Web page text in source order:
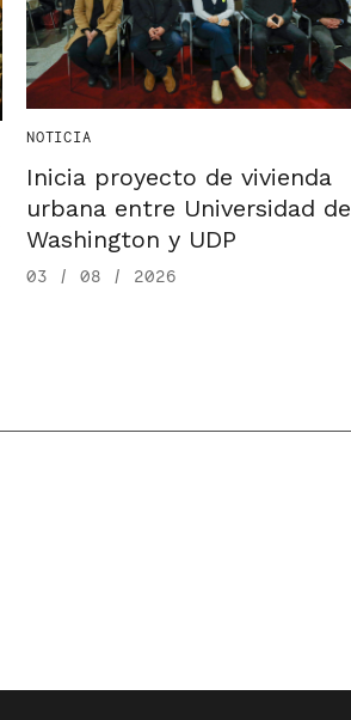
NOTICIA
Inicia proyecto de vivienda
urbana entre Universidad de
Washington y UDP
03 / 08 / 2026